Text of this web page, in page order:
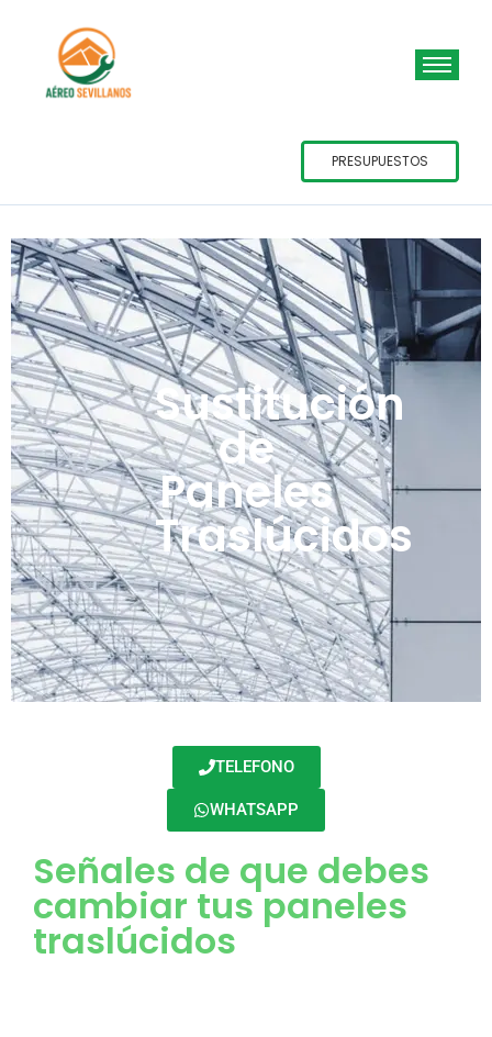
PRESUPUESTOS
Sustitución
de
Paneles
Traslúcidos
TELEFONO
WHATSAPP
Señales de que debes
cambiar tus paneles
traslúcidos